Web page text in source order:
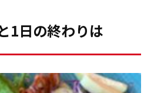
centro/
母は、行事や、お客様の度
を盛る事も教わりました。そん
1日の終わりは